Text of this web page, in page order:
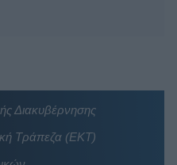
Διακυβέρνησης
Τράπεζα (ΕΚΤ)